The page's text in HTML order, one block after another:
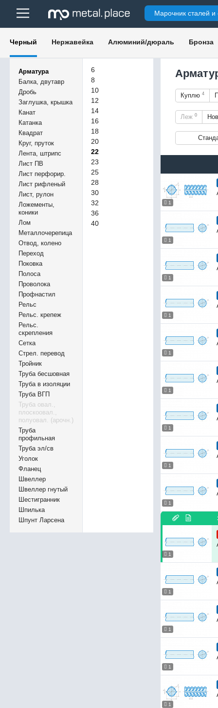
Марочник сталей и
Черный Нержавейка Алюминий/дюраль Бронза
Арматура
Балка, двутавр
Дробь
Заглушка, крышка
Канат
Катанка
Квадрат
Круг, пруток
Лента, штрипс
Лист ПВ
Лист перфорир.
Лист рифленый
Лист, рулон
Ложементы,
коники
Лом
Металлочерепица
Отвод, колено
Переход
Поковка
Полоса
Проволока
Профнастил
Рельс
Рельс. крепеж
Рельс.
скрепления
Сетка
Стрел. перевод
Тройник
Труба бесшовная
Труба в изоляции
Труба ВГП
Труба овал.,
плоскоовал.,
полуовал. (арочн.)
Труба
профильная
Труба эл/св
Уголок
Фланец
Швеллер
Швеллер гнутый
Шестигранник
Шпилька
Шпунт Ларсена
6
8
10
12
14
16
18
20
22
23
25
28
30
32
36
40
Куплю 4
Леж 0
1
1
1
1
1
1
1
1
1
1
1
1
1
1